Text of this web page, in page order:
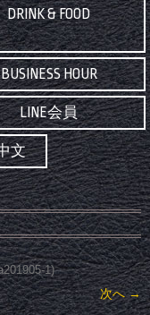
DRINK & FOOD
BUSINESS HOUR
LINE会員
文
1)
次へ →